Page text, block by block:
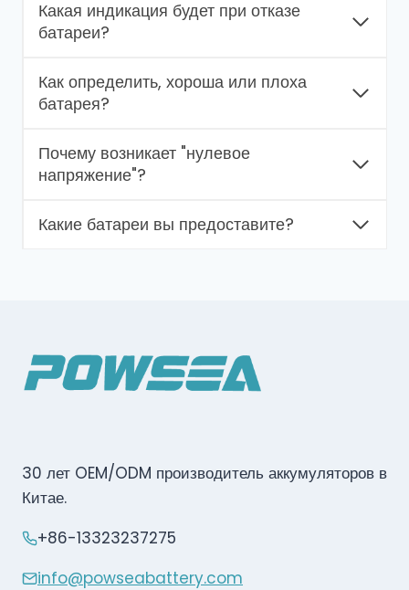
Какая индикация будет при отказе
батареи?
Как определить, хороша или плоха
батарея?
Почему возникает "нулевое
напряжение"?
Какие батареи вы предоставите?
30 лет OEM/ODM производитель аккумуляторов в
Китае.
+86-13323237275
info@powseabattery.com